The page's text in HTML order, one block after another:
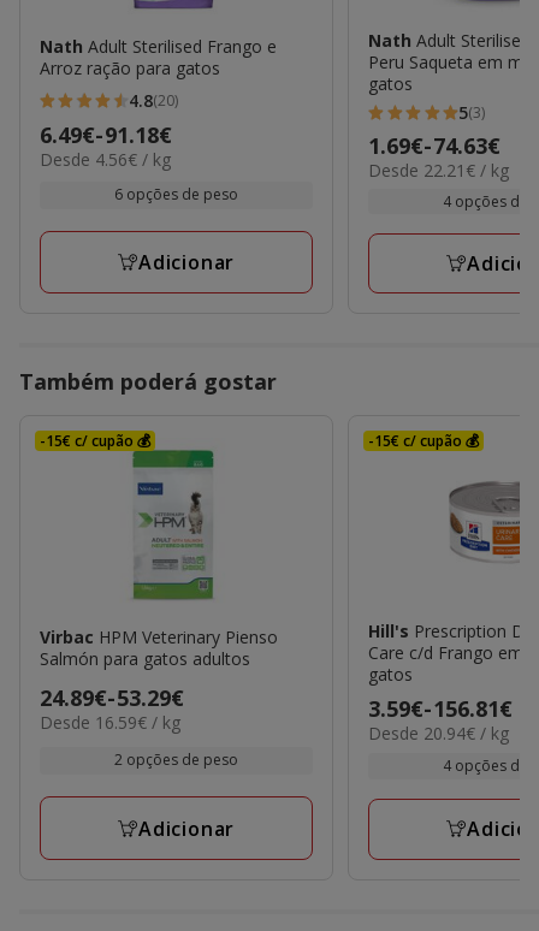
Nath Adult Sterilised Frango e
Arroz ração para gatos
4.8
estrelas
com
avaliações
4.8(20)
Preço
de
6.49€-91.18€
4.56€
Desde 4.56€ / kg
6 opções de peso
Adicionar
NathAdult Sterilised
Peru Saqueta em
gatos
5
estrelas
com
avaliações
5(3)
Preço
de
a
1.69€-74.63€
22.21€
Desde 22.21€ / kg
4 opções de
Também poderá gostar
-15€ c/ cupão 💰
Virbac HPM Veterinary Pienso
Salmón para gatos adultos
Preço
de
53.29€
24.89€-53.29€
16.59€
Desde 16.59€ / kg
2 opções de peso
Adicionar
-15€ c/ cupão 💰
Hill's Prescription
Care c/d Frango em
gatos
Preço
de
a
3.59€-156.81€
20.94€
Desde 20.94€ / kg
4 opções de